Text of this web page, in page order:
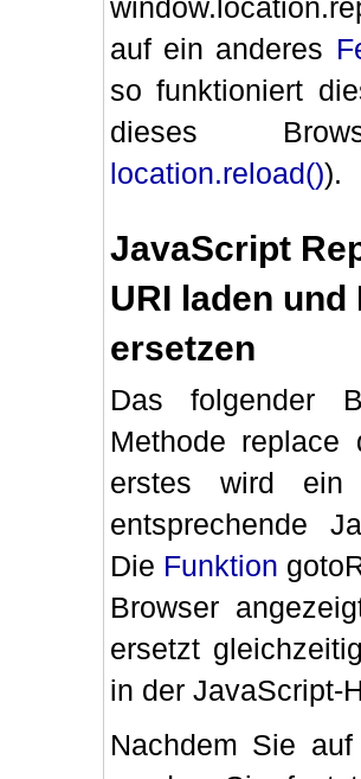
auf ein anderes
so funktioniert
dieses
location.reload()).
JavaScript
URI laden
ersetzen
Das folgender
Methode replace
erstes wird
entsprechende
Die Funktion
Browser
ersetzt
in der JavaScript-
Nachdem Sie